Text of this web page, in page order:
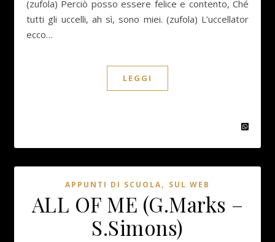
(zufola) Perciò posso essere felice e contento, Ché
tutti gli uccelli, ah sì, sono miei. (zufola) L’uccellator
ecco…
LEGGI
APPUNTI DI SCUOLA, SUL WEB
ALL OF ME (G.Marks –
S.Simons)